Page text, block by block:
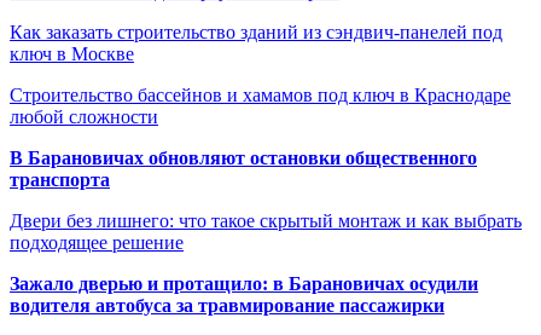
Как заказать строительство зданий из сэндвич-панелей под
ключ в Москве
Строительство бассейнов и хамамов под ключ в Краснодаре
любой сложности
В Барановичах обновляют остановки общественного
транспорта
Двери без лишнего: что такое скрытый монтаж и как выбрать
подходящее решение
Зажало дверью и протащило: в Барановичах осудили
водителя автобуса за травмирование пассажирки